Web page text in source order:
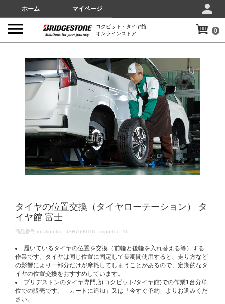
ホーム マイページ
コクピット・タイヤ館
オンラインストア
0
タイヤの位置交換（タイヤローテーション） タ
イヤ館 富士
DETAILS
商品番号 rotation-tire_JSH7690101_imported_16
履いているタイヤの位置を交換（前輪と後輪を入れ替える等）する
作業です。タイヤは同じ位置に固定して長期間使用すると、走り方など
の影響により一部分だけが摩耗してしまうことがあるので、定期的なタ
イヤの位置交換をおすすめしています。
ブリヂストンのタイヤ専門店(コクピット/タイヤ館)での作業1台分単
位での販売です。「カートに追加」又は「今すぐ予約」よりお進みくだ
さい。